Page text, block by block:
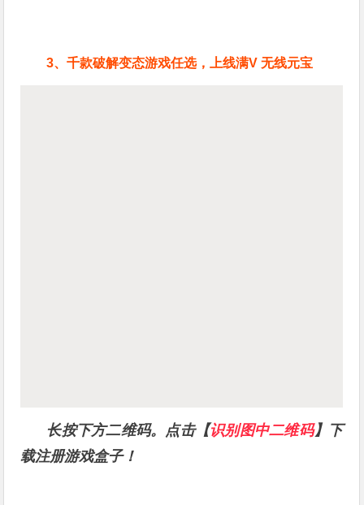
3、千款破解变态游戏任选，上线满V 无线元宝
长按下方二维码。点击【识别图中二维码】下
载注册游戏盒子！